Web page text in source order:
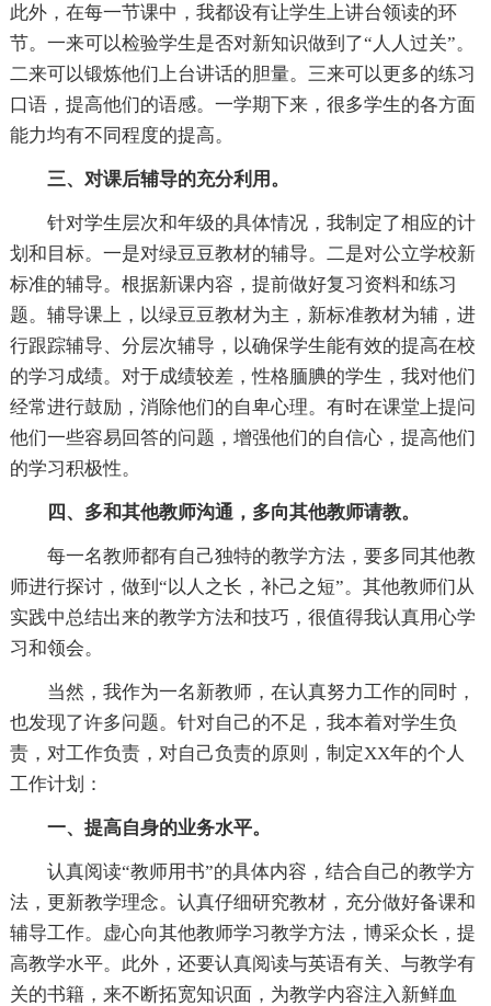
此外，在每一节课中，我都设有让学生上讲台领读的环
节。一来可以检验学生是否对新知识做到了“人人过关”。
二来可以锻炼他们上台讲话的胆量。三来可以更多的练习
口语，提高他们的语感。一学期下来，很多学生的各方面
能力均有不同程度的提高。
三、对课后辅导的充分利用。
针对学生层次和年级的具体情况，我制定了相应的计
划和目标。一是对绿豆豆教材的辅导。二是对公立学校新
标准的辅导。根据新课内容，提前做好复习资料和练习
题。辅导课上，以绿豆豆教材为主，新标准教材为辅，进
行跟踪辅导、分层次辅导，以确保学生能有效的提高在校
的学习成绩。对于成绩较差，性格腼腆的学生，我对他们
经常进行鼓励，消除他们的自卑心理。有时在课堂上提问
他们一些容易回答的问题，增强他们的自信心，提高他们
的学习积极性。
四、多和其他教师沟通，多向其他教师请教。
每一名教师都有自己独特的教学方法，要多同其他教
师进行探讨，做到“以人之长，补己之短”。其他教师们从
实践中总结出来的教学方法和技巧，很值得我认真用心学
习和领会。
当然，我作为一名新教师，在认真努力工作的同时，
也发现了许多问题。针对自己的不足，我本着对学生负
责，对工作负责，对自己负责的原则，制定XX年的个人
工作计划：
一、提高自身的业务水平。
认真阅读“教师用书”的具体内容，结合自己的教学方
法，更新教学理念。认真仔细研究教材，充分做好备课和
辅导工作。虚心向其他教师学习教学方法，博采众长，提
高教学水平。此外，还要认真阅读与英语有关、与教学有
关的书籍，来不断拓宽知识面，为教学内容注入新鲜血